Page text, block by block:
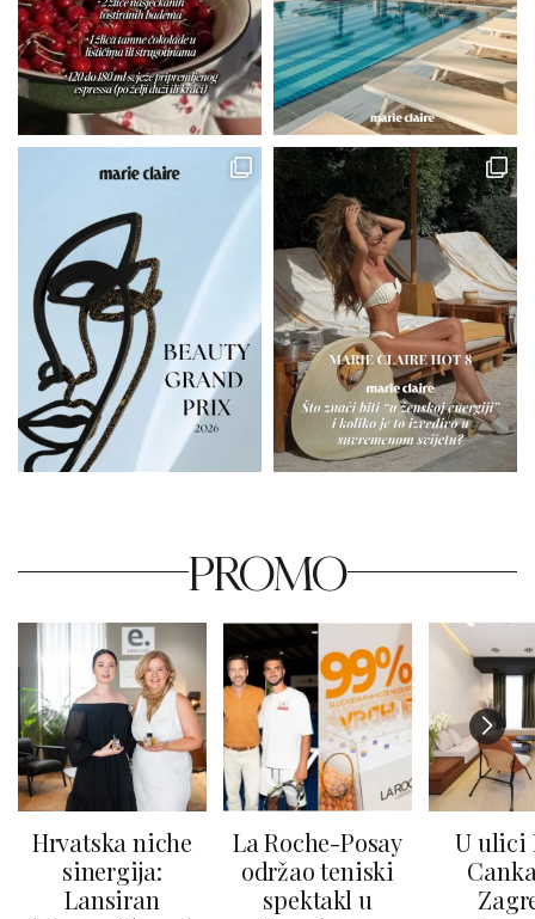
PROMO
Hrvatska niche
sinergija:
Lansiran
La Roche-Posay
održao teniski
spektakl u
U ulici